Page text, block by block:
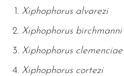
Xiphophorus alvarezi
Xiphophorus birchmanni
Xiphophorus clemenciae
Xiphophorus cortezi